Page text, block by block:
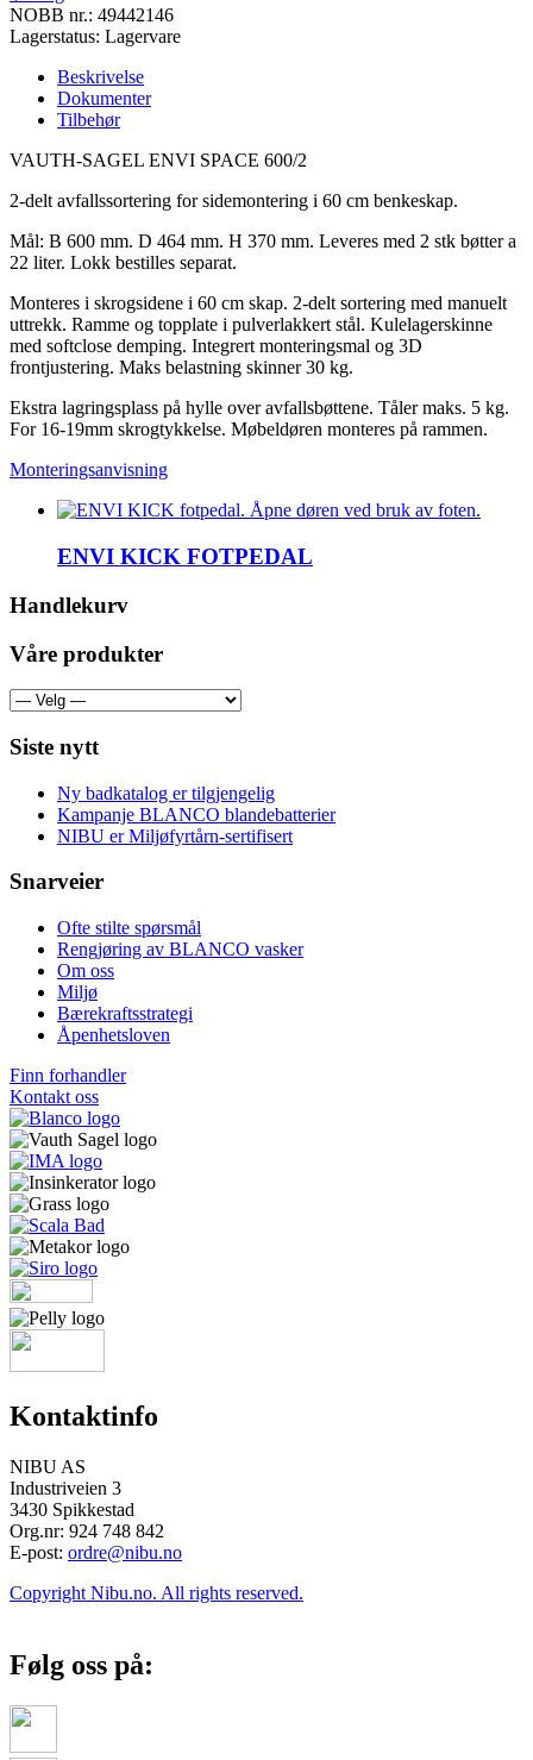
NOBB nr.: 49442146
Lagerstatus: Lagervare
Beskrivelse
Dokumenter
Tilbehør
VAUTH-SAGEL ENVI SPACE 600/2
2-delt avfallssortering for sidemontering i 60 cm benkeskap.
Mål: B 600 mm. D 464 mm. H 370 mm. Leveres med 2 stk bøtter a
22 liter. Lokk bestilles separat.
Monteres i skrogsidene i 60 cm skap. 2-delt sortering med manuelt
uttrekk. Ramme og topplate i pulverlakkert stål. Kulelagerskinne
med softclose demping. Integrert monteringsmal og 3D
frontjustering. Maks belastning skinner 30 kg.
Ekstra lagringsplass på hylle over avfallsbøttene. Tåler maks. 5 kg.
For 16-19mm skrogtykkelse. Møbeldøren monteres på rammen.
Monteringsanvisning
ENVI KICK FOTPEDAL
Handlekurv
Våre produkter
Siste nytt
Ny badkatalog er tilgjengelig
Kampanje BLANCO blandebatterier
NIBU er Miljøfyrtårn-sertifisert
Snarveier
Ofte stilte spørsmål
Rengjøring av BLANCO vasker
Om oss
Miljø
Bærekraftsstrategi
Åpenhetsloven
Finn forhandler
Kontakt oss
Kontaktinfo
NIBU AS
Industriveien 3
3430 Spikkestad
Org.nr: 924 748 842
E-post: ordre@nibu.no
Copyright Nibu.no. All rights reserved.
Følg oss på: